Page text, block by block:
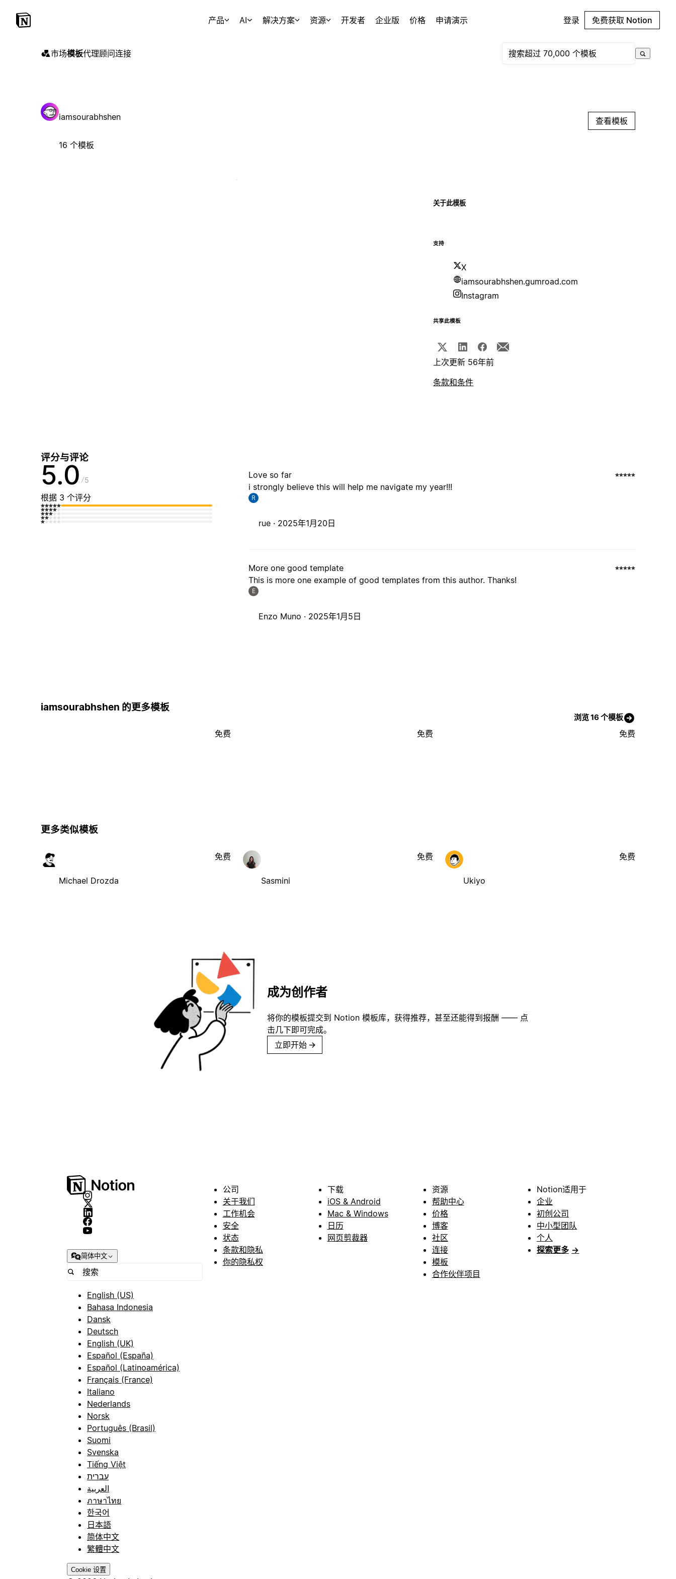
产品 AI 解决方案 资源 开发者 企业版 价格 申请演示 登录 免费获取 Notion
市场模板代理顾问连接
iamsourabhshen
16 个模板
查看模板
关于此模板
支持
X
iamsourabhshen.gumroad.com
Instagram
共享此模板
上次更新 56年前
条款和条件
评分与评论
5.0 5
根据 3 个评分
Love so far
i strongly believe this will help me navigate my year!!!
R
rue · 2025年1月20日
More one good template
This is more one example of good templates from this author. Thanks!
E
Enzo Muno · 2025年1月5日
iamsourabhshen 的更多模板
浏览 16 个模板
免费 免费 免费
更多类似模板
Michael Drozda
免费
Sasmini
免费
Ukiyo
免费
成为创作者
将你的模板提交到 Notion 模板库，获得推荐，甚至还能得到报酬 —— 点
击几下即可完成。
立即开始 →
简体中文
English (US)
Bahasa Indonesia
Dansk
Deutsch
English (UK)
Español (España)
Español (Latinoamérica)
Français (France)
Italiano
Nederlands
Norsk
Português (Brasil)
Suomi
Svenska
Tiếng Việt
עברית
العربية
ภาษาไทย
한국어
日本語
简体中文
繁體中文
Cookie 设置
公司
关于我们
工作机会
安全
状态
条款和隐私
你的隐私权
下载
iOS & Android
Mac & Windows
日历
网页剪裁器
资源
帮助中心
价格
博客
社区
连接
模板
合作伙伴项目
Notion适用于
企业
初创公司
中小型团队
个人
探索更多 →